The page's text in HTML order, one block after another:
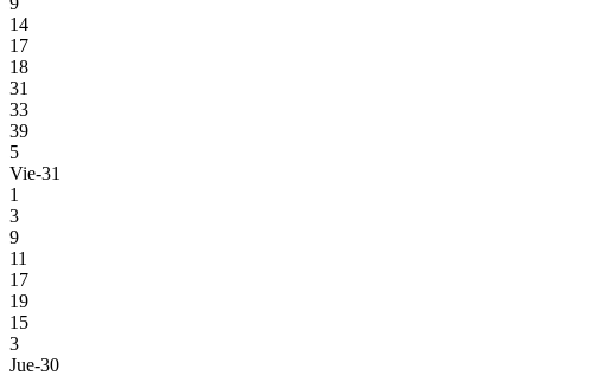
14
17
18
31
33
39
5
Vie-31
1
3
9
11
17
19
15
3
Jue-30